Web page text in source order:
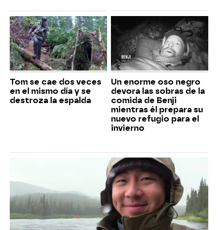
Tom se cae dos veces
en el mismo día y se
destroza la espalda
Un enorme oso negro
devora las sobras de la
comida de Benji
mientras él prepara su
nuevo refugio para el
invierno